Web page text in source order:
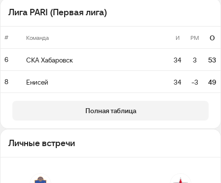
Лига PARI (Первая лига)
# Команда И РМ О
6 СКА Хабаровск 34 3 53
8 Енисей 34 -3 49
Полная таблица
Личные встречи